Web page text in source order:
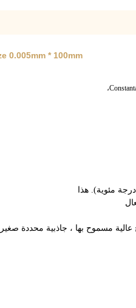
0.005mm * 100mm
هذا
عالية مسموح بها ، جاذبية محددة